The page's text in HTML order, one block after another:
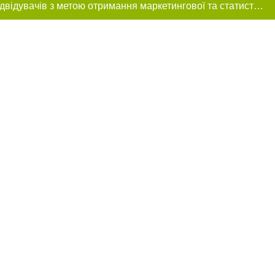
Цей сайт використовує «cookies». Також веб-сайт використовує інтернет-сервіс для збору технічних даних стосовно відвідувачів з метою отримання маркетингової та статистичної інформації. Умови обробки даних відвідувачів сайту див.